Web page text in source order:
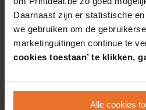
Daarnaast zijn er statistische
we gebruiken om de
marketinguitingen continue te
cookies toestaan’ te klikken,
Alle cookies